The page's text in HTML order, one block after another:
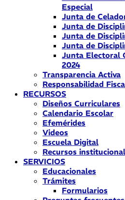
Especial
Junta de
Junta de
Junta de
Junta de
Junta Electoral
2024
Transparencia Activa
Responsabilidad
RECURSOS
Diseños Curriculares
Calendario Escolar
Efemérides
Videos
Escuela Digital
Recursos
SERVICIOS
Educacionales
Trámites
Formularios